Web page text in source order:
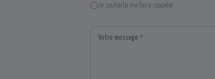
Je souhaite me faire rappeler